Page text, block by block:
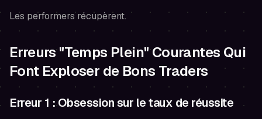
Les performers récupèrent.
Erreurs "Temps Plein" Courantes Qui
Font Exploser de Bons Traders
Erreur 1 : Obsession sur le taux de réussite